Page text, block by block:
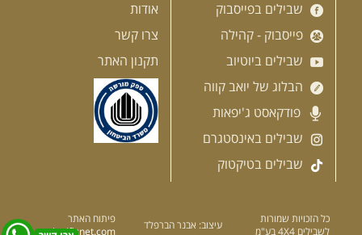
21.08.2026 שישי- קורס נהיגת
שטח בקבוצה
נהיגת שטח יכולה להיות חוויה נהדרת
אם לומדים לעשות אותה ...[המשך]
04.09.2026 שישי- מוסמך שטח
"במשך עשר שנות טיולים הייתי מצטרף
לכל מיני קבוצות ומועדונים. ...
שבילים בפייסבוק
פייסבוק - קהילה
שבילים ביוטיוב
הבלוג של יואב קווה
פודקאסט ג'יפאות
שבילים באינסטגרם
שבילים בטיקטוק
אודות
צרו קשר
תקנון האתר
כל הזכויות שמורות
לשבילים 4X4 בע"מ
עיצוב: אבנר הברפלד
פיתוח האתר
significnet.com